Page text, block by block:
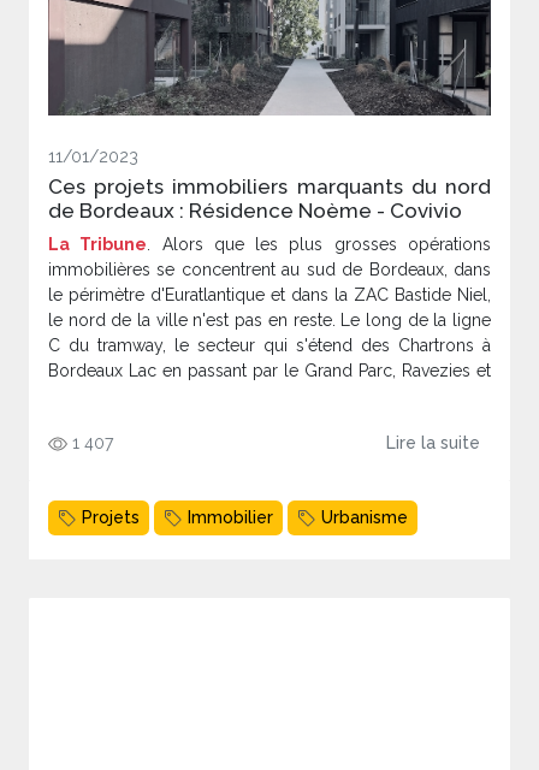
11/01/2023
Ces projets immobiliers marquants du nord
de Bordeaux : Résidence Noème - Covivio
La Tribune . Alors que les plus grosses opérations
immobilières se concentrent au sud de Bordeaux, dans
le périmètre d'Euratlantique et dans la ZAC Bastide Niel,
le nord de la ville n'est pas en reste. Le long de la ligne
C du tramway, le secteur qui s'étend des Chartrons à
Bordeaux Lac en passant par le Grand Parc, Ravezies et
bâtiments tertiaires. La Tribune passe en revue douze
en 2023 et au-delà.
1 407 Lire la suite
Projets Immobilier Urbanisme